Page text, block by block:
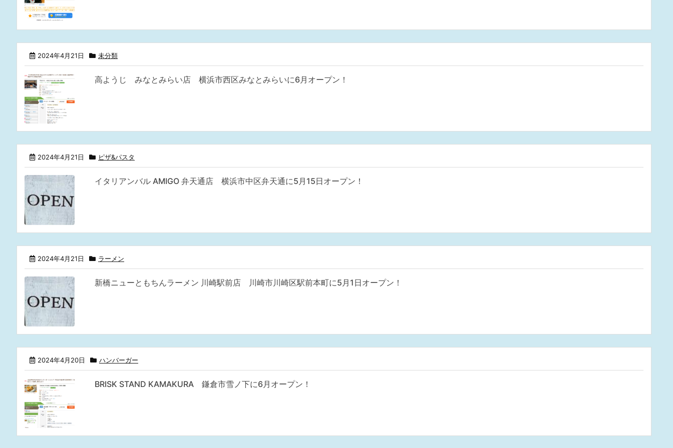
2024年4月21日 未分類
高ようじ みなとみらい店 横浜市西区みなとみらいに6月オープン！
2024年4月21日 ピザ&パスタ
イタリアンバル AMIGO 弁天通店 横浜市中区弁天通に5月15日オープン！
2024年4月21日 ラーメン
新橋ニューともちんラーメン 川崎駅前店 川崎市川崎区駅前本町に5月1日オープン！
2024年4月20日 ハンバーガー
BRISK STAND KAMAKURA 鎌倉市雪ノ下に6月オープン！